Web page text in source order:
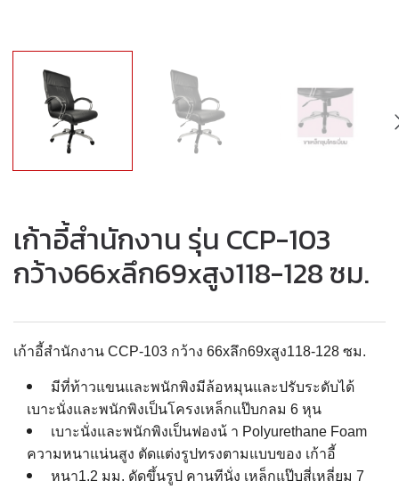
เก้าอี้สำนักงาน รุ่น CCP-103
กว้าง66xลึก69xสูง118-128 ซม.
เก้าอี้สำนักงาน CCP-103 กว้าง 66xลึก69xสูง118-128 ซม.
มีที่ท้าวแขนและพนักพิงมีล้อหมุนและปรับระดับได้
เบาะนั่งและพนักพิงเป็นโครงเหล็กแป๊บกลม 6 หุน
เบาะนั่งและพนักพิงเป็นฟองน้ า Polyurethane Foam
ความหนาแน่นสูง ตัดแต่งรูปทรงตามแบบของ เก้าอี้
หนา1.2 มม. ดัดขึ้นรูป คานทีนั่ง เหล็กแป๊บสี่เหลี่ยม 7